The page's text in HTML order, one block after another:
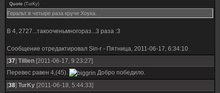
Quote (TurKy)
Геральт в четыре раза круче Хоука.
В 4, 2727...такооченьмногораз...3 раза :3
Сообщение отредактировал Sin-r - Пятница, 2011-06-17, 6:34:10
[37] Tillien [2011-06-17, 9:23:27]
Перевес равен 4,(45).
Добро победило.
[38] TurKy [2011-06-18, 5:44:33]